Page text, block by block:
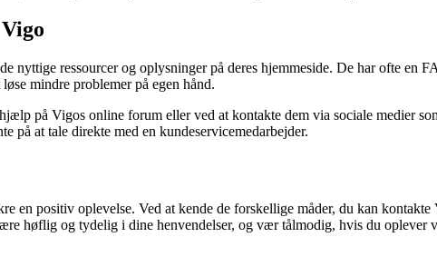
nyttige ressourcer og oplysninger på deres hjemmeside. De har ofte en
mindre problemer på egen hånd.
på Vigos online forum eller ved at kontakte dem via sociale medier
på at tale direkte med en kundeservicemedarbejder.
en positiv oplevelse. Ved at kende de forskellige måder, du kan
høflig og tydelig i dine henvendelser, og vær tålmodig, hvis du oplever